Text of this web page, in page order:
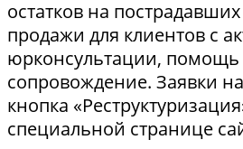
остатков на
продажи для клиентов с
юрконсультации, помощь
сопровождение. Заявки
кнопка
специальной странице